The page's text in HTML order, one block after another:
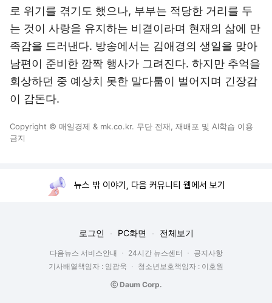
로 위기를 겪기도 했으나, 부부는 적당한 거리를 두
는 것이 사랑을 유지하는 비결이라며 현재의 삶에 만
족감을 드러낸다. 방송에서는 김애경의 생일을 맞아
남편이 준비한 깜짝 행사가 그려진다. 하지만 추억을
회상하던 중 예상치 못한 말다툼이 벌어지며 긴장감
이 감돈다.
Copyright © 매일경제 & mk.co.kr. 무단 전재, 재배포 및 AI학습 이용
금지
뉴스 밖 이야기, 다음 커뮤니티 웹에서 보기
로그인 PC화면 전체보기
다음뉴스 서비스안내 24시간 뉴스센터
공지사항
기사배열책임자 : 임광욱
청소년보호책임자 : 이호원
ⓒ Daum Corp.